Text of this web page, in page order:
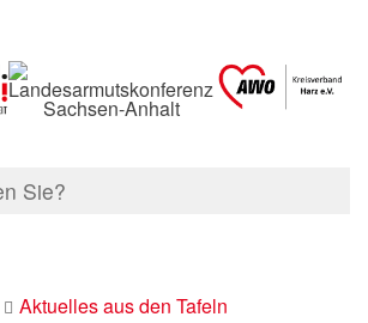
Aktuelles aus den Tafeln